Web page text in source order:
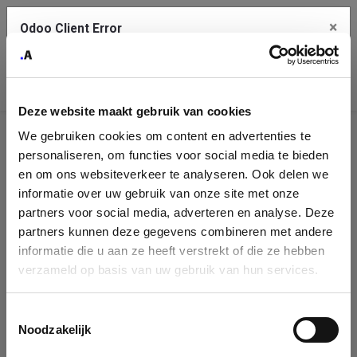
Deze website maakt gebruik van cookies
We gebruiken cookies om content en advertenties te
personaliseren, om functies voor social media te bieden
en om ons websiteverkeer te analyseren. Ook delen we
informatie over uw gebruik van onze site met onze
partners voor social media, adverteren en analyse. Deze
partners kunnen deze gegevens combineren met andere
informatie die u aan ze heeft verstrekt of die ze hebben
verzameld op basis van uw gebruik van hun services.
Noodzakelijk
Company
Identification
Please fill in your company details
You can search a company in our database by name, VAT or
enterprise ID. When a company is selected it will auto-complete the
form. If you don't find your company in our database, you can create
Odoo Client Error ×
service.
See details
Ok